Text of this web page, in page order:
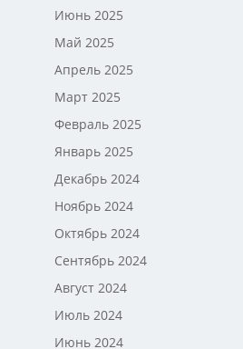
Июнь 2025
Май 2025
Апрель 2025
Март 2025
Февраль 2025
Январь 2025
Декабрь 2024
Ноябрь 2024
Октябрь 2024
Сентябрь 2024
Август 2024
Июль 2024
Июнь 2024